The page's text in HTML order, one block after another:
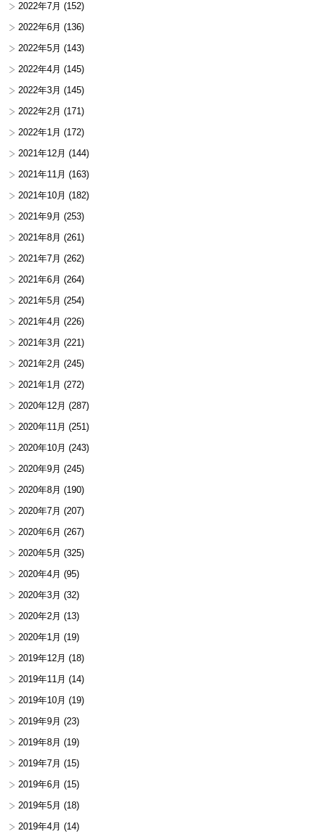
2022年7月 (152)
2022年6月 (136)
2022年5月 (143)
2022年4月 (145)
2022年3月 (145)
2022年2月 (171)
2022年1月 (172)
2021年12月 (144)
2021年11月 (163)
2021年10月 (182)
2021年9月 (253)
2021年8月 (261)
2021年7月 (262)
2021年6月 (264)
2021年5月 (254)
2021年4月 (226)
2021年3月 (221)
2021年2月 (245)
2021年1月 (272)
2020年12月 (287)
2020年11月 (251)
2020年10月 (243)
2020年9月 (245)
2020年8月 (190)
2020年7月 (207)
2020年6月 (267)
2020年5月 (325)
2020年4月 (95)
2020年3月 (32)
2020年2月 (13)
2020年1月 (19)
2019年12月 (18)
2019年11月 (14)
2019年10月 (19)
2019年9月 (23)
2019年8月 (19)
2019年7月 (15)
2019年6月 (15)
2019年5月 (18)
2019年4月 (14)